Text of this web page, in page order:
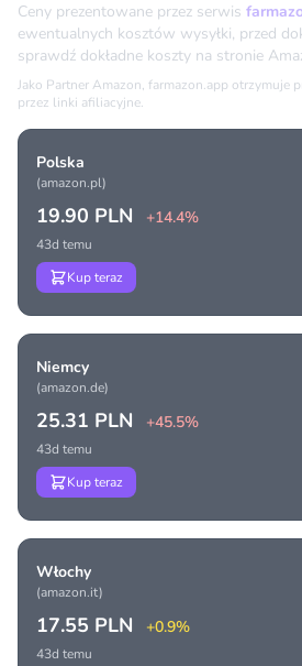
Ceny prezentowane przez serwis
ewentualnych kosztów wysyłki, przed
sprawdź dokładne koszty na stronie
Jako Partner Amazon, farmazon.app otrzymuje
przez linki afiliacyjne.
Polska
(amazon.pl)
19.90 PLN +14.4%
43d temu
Kup teraz
Niemcy
(amazon.de)
25.31 PLN +45.5%
43d temu
Kup teraz
Włochy
(amazon.it)
17.55 PLN +0.9%
43d temu